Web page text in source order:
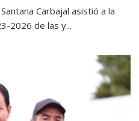
Carbajal asistió a la
2026 de las y...